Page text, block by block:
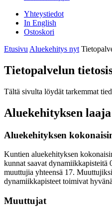
Yhteystiedot
In English
Ostoskori
Etusivu Aluekehitys nyt
Tietopalvelun
Tältä sivulta löydät tarkemmat
Aluekehityksen
Aluekehityksen
Kuntien aluekehityksen
kunnat saavat dynamiikkapisteitä
muuttujia yhteensä 17.
dynamiikkapisteet toimivat
Muuttujat